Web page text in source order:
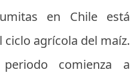
en Chile está
agrícola del maíz.
comienza a